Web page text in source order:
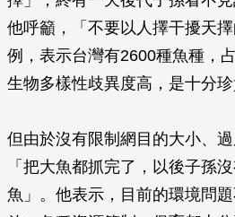
他呼籲，「不要以人擇干擾天
例，表示台灣有2600種魚種，
生物多樣性歧異度高，是十分珍
但由於沒有限制網目的大小、
「把大魚都抓完了，以後子孫
魚」。他表示，目前的環境問